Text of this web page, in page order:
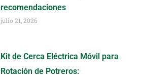
recomendaciones
julio 21, 2026
Kit de Cerca Eléctrica Móvil para
Rotación de Potreros: